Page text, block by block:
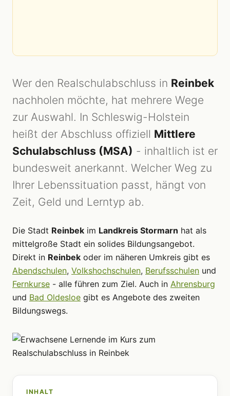
Wer den Realschulabschluss in Reinbek
nachholen möchte, hat mehrere Wege
zur Auswahl. In Schleswig-Holstein
heißt der Abschluss offiziell Mittlere
Schulabschluss (MSA) - inhaltlich ist er
bundesweit anerkannt. Welcher Weg zu
Ihrer Lebenssituation passt, hängt von
Zeit, Geld und Lerntyp ab.
Die Stadt Reinbek im Landkreis Stormarn hat als
mittelgroße Stadt ein solides Bildungsangebot.
Direkt in Reinbek oder im näheren Umkreis gibt es
Abendschulen, Volkshochschulen, Berufsschulen und
Fernkurse - alle führen zum Ziel. Auch in Ahrensburg
und Bad Oldesloe gibt es Angebote des zweiten
Bildungswegs.
INHALT